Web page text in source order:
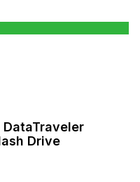
DataTraveler
Drive